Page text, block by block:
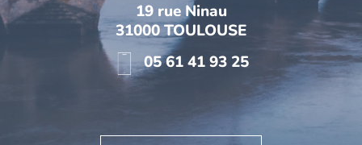
19 rue Ninau
31000 TOULOUSE
05 61 41 93 25